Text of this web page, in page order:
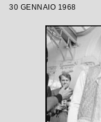
30 GENNAIO 1968